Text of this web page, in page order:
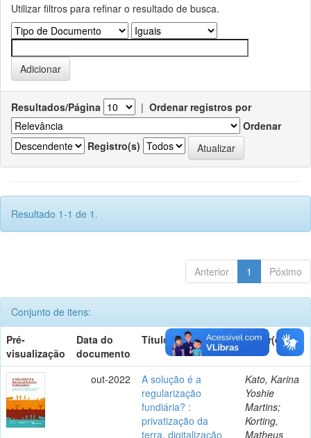
Utilizar filtros para refinar o resultado de busca.
Resultados/Página | Ordenar registros por
Ordenar
Registro(s)
Resultado 1-1 de 1.
Anterior 1 Póximo
Conjunto de itens:
Pré-
visualização
Data do
documento
Título Autor(es)
out-2022
A solução é a
regularização
fundiária? :
privatização da
terra, digitalização
Kato, Karina
Yoshie
Martins;
Korting,
Matheus